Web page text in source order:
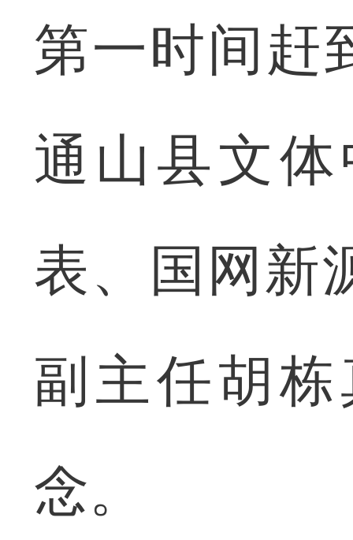
第一时间
通山县文
表、国网新
副主任胡
念。